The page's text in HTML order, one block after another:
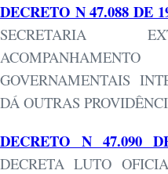
DECRETO N 47.088 DE
SECRETARIA
GOVERNAMENTAIS
DÁ OUTRAS
DECRETO N 47.090
DECRETA LUTO